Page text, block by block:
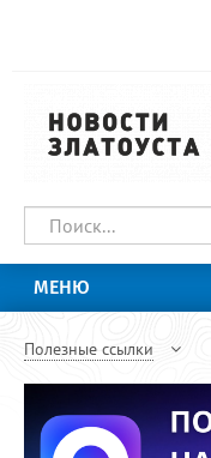
МЕНЮ
Полезные ссылки